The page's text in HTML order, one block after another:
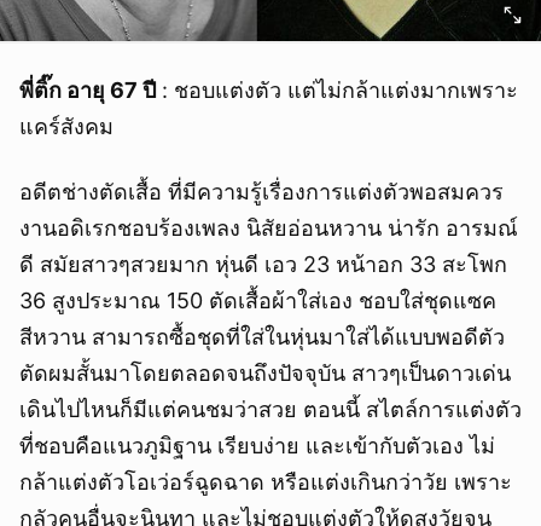
พี่ติ๊ก อายุ 67 ปี : ชอบแต่งตัว แต่ไม่กล้าแต่งมากเพราะ
แคร์สังคม
อดีตช่างตัดเสื้อ ที่มีความรู้เรื่องการแต่งตัวพอสมควร
งานอดิเรกชอบร้องเพลง นิสัยอ่อนหวาน น่ารัก อารมณ์
ดี สมัยสาวๆสวยมาก หุ่นดี เอว 23 หน้าอก 33 สะโพก
36 สูงประมาณ 150 ตัดเสื้อผ้าใส่เอง ชอบใส่ชุดแซค
สีหวาน สามารถซื้อชุดที่ใส่ในหุ่นมาใส่ได้แบบพอดีตัว
ตัดผมสั้นมาโดยตลอดจนถึงปัจจุบัน สาวๆเป็นดาวเด่น
เดินไปไหนก็มีแต่คนชมว่าสวย ตอนนี้ สไตล์การแต่งตัว
ที่ชอบคือแนวภูมิฐาน เรียบง่าย และเข้ากับตัวเอง ไม่
กล้าแต่งตัวโอเว่อร์ฉูดฉาด หรือแต่งเกินกว่าวัย เพราะ
กลัวคนอื่นจะนินทา และไม่ชอบแต่งตัวให้ดูสูงวัยจน